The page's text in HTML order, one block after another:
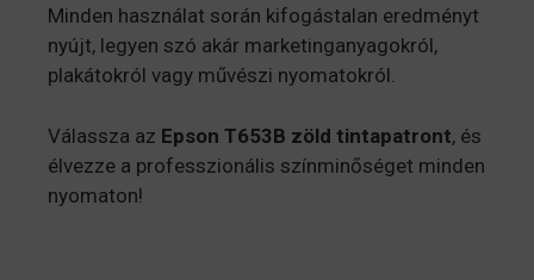
Minden használat során kifogástalan eredményt
nyújt, legyen szó akár marketinganyagokról,
plakátokról vagy művészi nyomatokról.
Válassza az Epson T653B zöld tintapatront, és
élvezze a professzionális színminőséget minden
nyomaton!